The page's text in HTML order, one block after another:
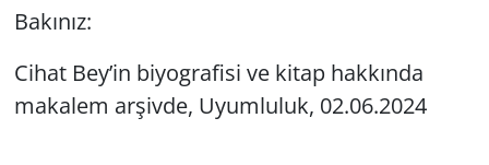
Bakınız:
Cihat Bey’in biyografisi ve kitap hakkında
makalem arşivde, Uyumluluk, 02.06.2024